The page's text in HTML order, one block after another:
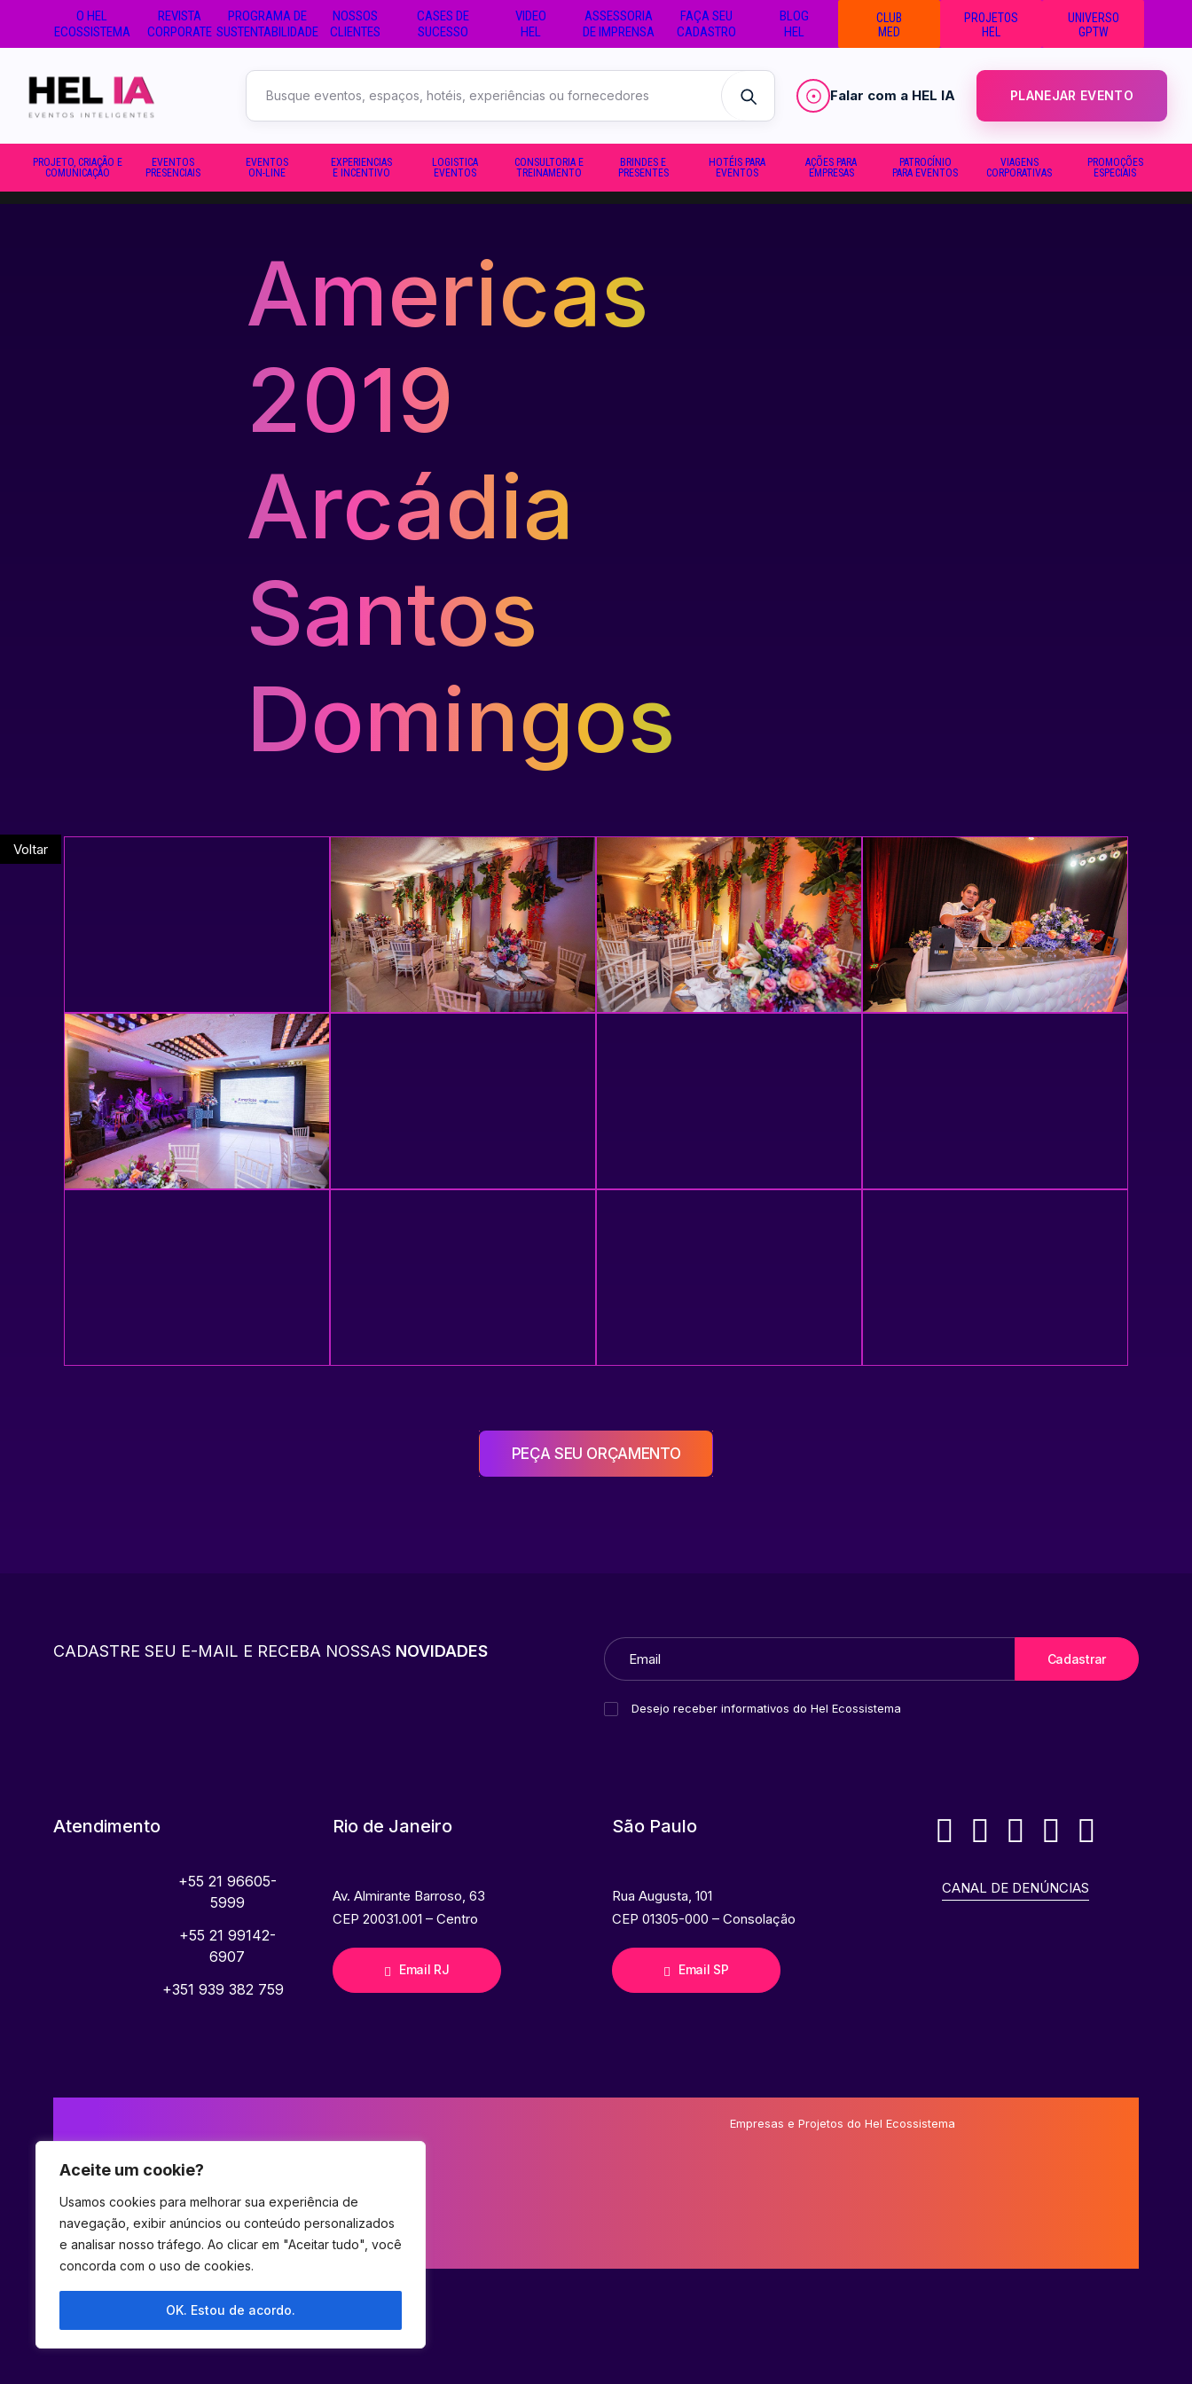
Aceite um cookie?
Usamos cookies para melhorar sua experiência de
navegação, exibir anúncios ou conteúdo personalizados
e analisar nosso tráfego. Ao clicar em "Aceitar tudo", você
concorda com o uso de cookies.
OK. Estou de acordo.
O HEL
ECOSSISTEMA
REVISTA
CORPORATE
PROGRAMA DE
SUSTENTABILIDADE
NOSSOS
CLIENTES
CASES DE
SUCESSO
VIDEO
HEL
ASSESSORIA
DE IMPRENSA
FAÇA SEU
CADASTRO
BLOG
HEL
CLUB
MED
PROJETOS
HEL
UNIVERSO
GPTW
Falar com a HEL IA PLANEJAR EVENTO
PROJETO, CRIAÇÃO E
COMUNICAÇÃO
EVENTOS
PRESENCIAIS
EVENTOS
ON-LINE
EXPERIENCIAS
E INCENTIVO
LOGISTICA
EVENTOS
CONSULTORIA E
TREINAMENTO
BRINDES E
PRESENTES
HOTÉIS PARA
EVENTOS
AÇÕES PARA
EMPRESAS
PATROCÍNIO
PARA EVENTOS
VIAGENS
CORPORATIVAS
PROMOÇÕES
ESPECIAIS
Americas
2019
Arcádia
Santos
Domingos
PEÇA SEU ORÇAMENTO
CADASTRE SEU E-MAIL E RECEBA NOSSAS NOVIDADES
Desejo receber informativos do Hel Ecossistema
Atendimento
+55 21 96605-
5999
+55 21 99142-
6907
+351 939 382 759
Rio de Janeiro
Av. Almirante Barroso, 63
CEP 20031.001 – Centro
Email RJ
São Paulo
Rua Augusta, 101
CEP 01305-000 – Consolação
Email SP
Voltar
CANAL DE DENÚNCIAS
Empresas e Projetos do Hel Ecossistema